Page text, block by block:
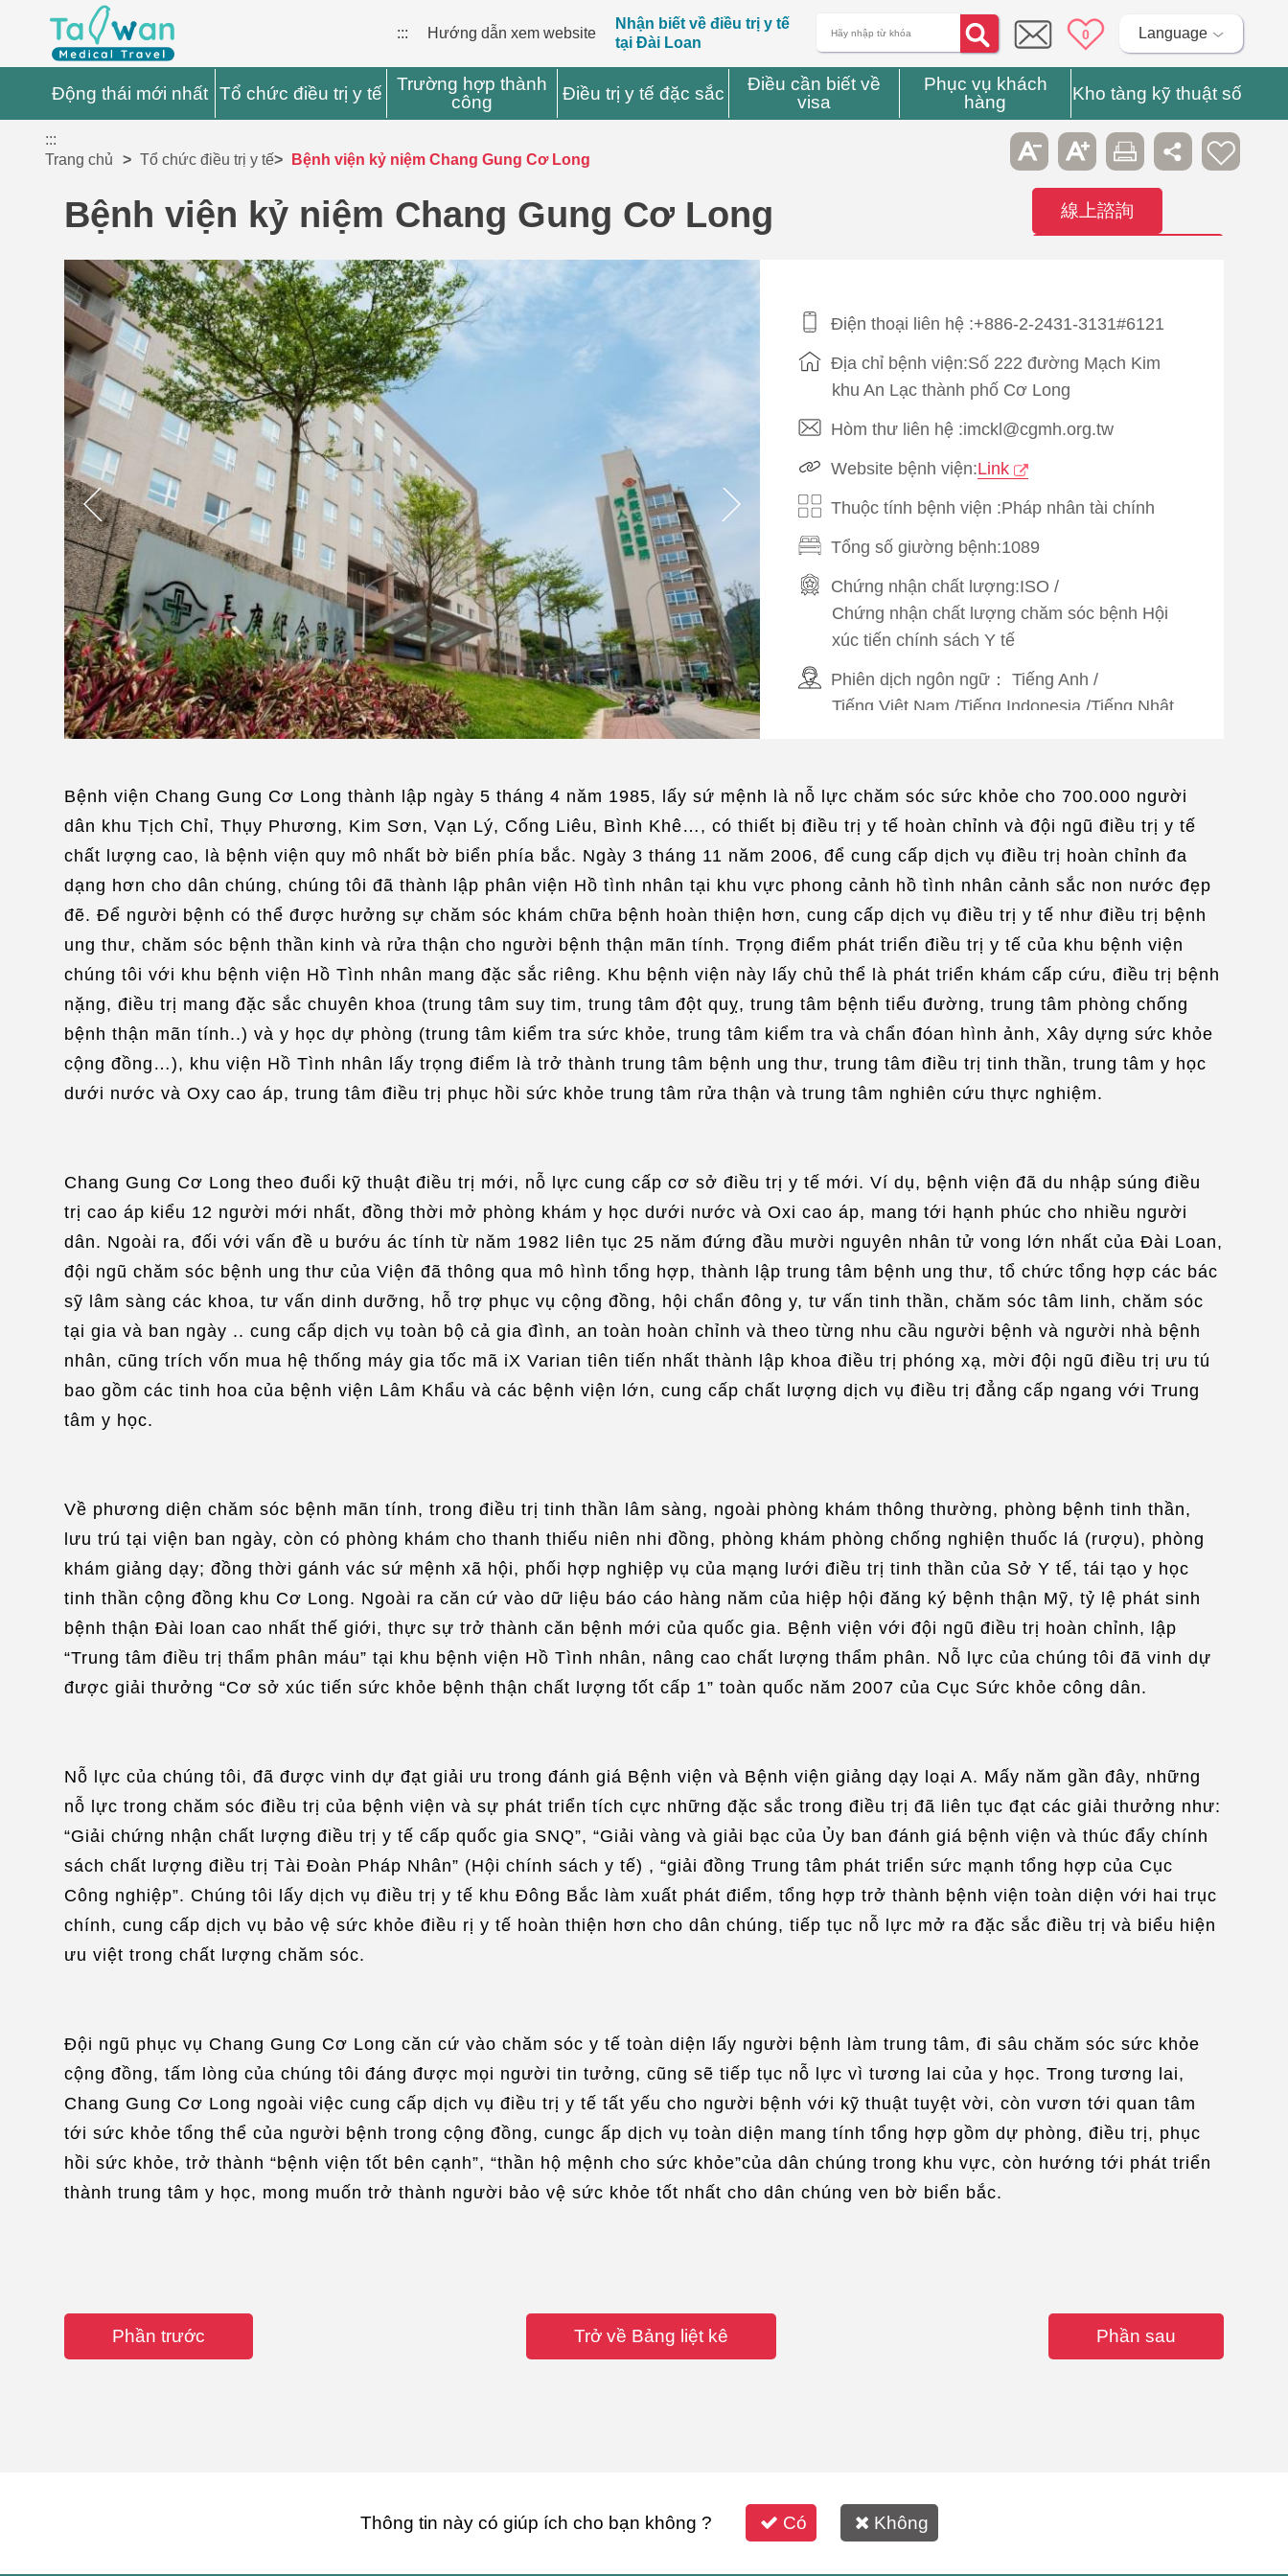
::: Hướng dẫn xem website
Nhận biết về điều trị y tế
tại Đài Loan
0 Language
Động thái mới nhất Tổ chức điều trị y tế
Trường hợp thành
công
Điều trị y tế đặc sắc
Điều cần biết về
visa
Phục vụ khách
hàng
Kho tàng kỹ thuật số
:::
Trang chủ
Tổ chức điều trị y tế Bệnh viện kỷ niệm Chang Gung Cơ Long
Bệnh viện kỷ niệm Chang Gung Cơ Long 線上諮詢
Điện thoại liên hệ :+886-2-2431-3131#6121
Địa chỉ bệnh viện:Số 222 đường Mạch Kim
khu An Lạc thành phố Cơ Long
Hòm thư liên hệ :imckl@cgmh.org.tw
Website bệnh viện:Link
Thuộc tính bệnh viện :Pháp nhân tài chính
Tổng số giường bệnh:1089
Chứng nhận chất lượng:ISO /
Chứng nhận chất lượng chăm sóc bệnh Hội
xúc tiến chính sách Y tế
Phiên dịch ngôn ngữ： Tiếng Anh /
Tiếng Việt Nam /Tiếng Indonesia /Tiếng Nhật
Mạng không dây
Bệnh viện Chang Gung Cơ Long thành lập ngày 5 tháng 4 năm 1985, lấy sứ mệnh là nỗ lực chăm sóc sức khỏe cho 700.000 người
dân khu Tịch Chỉ, Thụy Phương, Kim Sơn, Vạn Lý, Cống Liêu, Bình Khê…, có thiết bị điều trị y tế hoàn chỉnh và đội ngũ điều trị y tế
chất lượng cao, là bệnh viện quy mô nhất bờ biển phía bắc. Ngày 3 tháng 11 năm 2006, để cung cấp dịch vụ điều trị hoàn chỉnh đa
dạng hơn cho dân chúng, chúng tôi đã thành lập phân viện Hồ tình nhân tại khu vực phong cảnh hồ tình nhân cảnh sắc non nước đẹp
đẽ. Để người bệnh có thể được hưởng sự chăm sóc khám chữa bệnh hoàn thiện hơn, cung cấp dịch vụ điều trị y tế như điều trị bệnh
ung thư, chăm sóc bệnh thần kinh và rửa thận cho người bệnh thận mãn tính. Trọng điểm phát triển điều trị y tế của khu bệnh viện
chúng tôi với khu bệnh viện Hồ Tình nhân mang đặc sắc riêng. Khu bệnh viện này lấy chủ thể là phát triển khám cấp cứu, điều trị bệnh
nặng, điều trị mang đặc sắc chuyên khoa (trung tâm suy tim, trung tâm đột quỵ, trung tâm bệnh tiểu đường, trung tâm phòng chống
bệnh thận mãn tính..) và y học dự phòng (trung tâm kiểm tra sức khỏe, trung tâm kiểm tra và chẩn đóan hình ảnh, Xây dựng sức khỏe
cộng đồng…), khu viện Hồ Tình nhân lấy trọng điểm là trở thành trung tâm bệnh ung thư, trung tâm điều trị tinh thần, trung tâm y học
dưới nước và Oxy cao áp, trung tâm điều trị phục hồi sức khỏe trung tâm rửa thận và trung tâm nghiên cứu thực nghiệm.
Chang Gung Cơ Long theo đuổi kỹ thuật điều trị mới, nỗ lực cung cấp cơ sở điều trị y tế mới. Ví dụ, bệnh viện đã du nhập súng điều
trị cao áp kiểu 12 người mới nhất, đồng thời mở phòng khám y học dưới nước và Oxi cao áp, mang tới hạnh phúc cho nhiều người
dân. Ngoài ra, đối với vấn đề u bướu ác tính từ năm 1982 liên tục 25 năm đứng đầu mười nguyên nhân tử vong lớn nhất của Đài Loan,
đội ngũ chăm sóc bệnh ung thư của Viện đã thông qua mô hình tổng hợp, thành lập trung tâm bệnh ung thư, tổ chức tổng hợp các bác
sỹ lâm sàng các khoa, tư vấn dinh dưỡng, hỗ trợ phục vụ cộng đồng, hội chẩn đông y, tư vấn tinh thần, chăm sóc tâm linh, chăm sóc
tại gia và ban ngày .. cung cấp dịch vụ toàn bộ cả gia đình, an toàn hoàn chỉnh và theo từng nhu cầu người bệnh và người nhà bệnh
nhân, cũng trích vốn mua hệ thống máy gia tốc mã iX Varian tiên tiến nhất thành lập khoa điều trị phóng xạ, mời đội ngũ điều trị ưu tú
bao gồm các tinh hoa của bệnh viện Lâm Khẩu và các bệnh viện lớn, cung cấp chất lượng dịch vụ điều trị đẳng cấp ngang với Trung
tâm y học.
Về phương diện chăm sóc bệnh mãn tính, trong điều trị tinh thần lâm sàng, ngoài phòng khám thông thường, phòng bệnh tinh thần,
lưu trú tại viện ban ngày, còn có phòng khám cho thanh thiếu niên nhi đồng, phòng khám phòng chống nghiện thuốc lá (rượu), phòng
khám giảng dạy; đồng thời gánh vác sứ mệnh xã hội, phối hợp nghiệp vụ của mạng lưới điều trị tinh thần của Sở Y tế, tái tạo y học
tinh thần cộng đồng khu Cơ Long. Ngoài ra căn cứ vào dữ liệu báo cáo hàng năm của hiệp hội đăng ký bệnh thận Mỹ, tỷ lệ phát sinh
bệnh thận Đài loan cao nhất thế giới, thực sự trở thành căn bệnh mới của quốc gia. Bệnh viện với đội ngũ điều trị hoàn chỉnh, lập
“Trung tâm điều trị thẩm phân máu” tại khu bệnh viện Hồ Tình nhân, nâng cao chất lượng thẩm phân. Nỗ lực của chúng tôi đã vinh dự
được giải thưởng “Cơ sở xúc tiến sức khỏe bệnh thận chất lượng tốt cấp 1” toàn quốc năm 2007 của Cục Sức khỏe công dân.
Nỗ lực của chúng tôi, đã được vinh dự đạt giải ưu trong đánh giá Bệnh viện và Bệnh viện giảng dạy loại A. Mấy năm gần đây, những
nỗ lực trong chăm sóc điều trị của bệnh viện và sự phát triển tích cực những đặc sắc trong điều trị đã liên tục đạt các giải thưởng như:
“Giải chứng nhận chất lượng điều trị y tế cấp quốc gia SNQ”, “Giải vàng và giải bạc của Ủy ban đánh giá bệnh viện và thúc đẩy chính
sách chất lượng điều trị Tài Đoàn Pháp Nhân” (Hội chính sách y tế) , “giải đồng Trung tâm phát triển sức mạnh tổng hợp của Cục
Công nghiệp”. Chúng tôi lấy dịch vụ điều trị y tế khu Đông Bắc làm xuất phát điểm, tổng hợp trở thành bệnh viện toàn diện với hai trục
chính, cung cấp dịch vụ bảo vệ sức khỏe điều rị y tế hoàn thiện hơn cho dân chúng, tiếp tục nỗ lực mở ra đặc sắc điều trị và biểu hiện
ưu việt trong chất lượng chăm sóc.
Đội ngũ phục vụ Chang Gung Cơ Long căn cứ vào chăm sóc y tế toàn diện lấy người bệnh làm trung tâm, đi sâu chăm sóc sức khỏe
cộng đồng, tấm lòng của chúng tôi đáng được mọi người tin tưởng, cũng sẽ tiếp tục nỗ lực vì tương lai của y học. Trong tương lai,
Chang Gung Cơ Long ngoài việc cung cấp dịch vụ điều trị y tế tất yếu cho người bệnh với kỹ thuật tuyệt vời, còn vươn tới quan tâm
tới sức khỏe tổng thể của người bệnh trong cộng đồng, cungc ấp dịch vụ toàn diện mang tính tổng hợp gồm dự phòng, điều trị, phục
hồi sức khỏe, trở thành “bệnh viện tốt bên cạnh”, “thần hộ mệnh cho sức khỏe”của dân chúng trong khu vực, còn hướng tới phát triển
thành trung tâm y học, mong muốn trở thành người bảo vệ sức khỏe tốt nhất cho dân chúng ven bờ biển bắc.
Phần trước Trở về Bảng liệt kê Phần sau
Thông tin này có giúp ích cho bạn không ? Có Không